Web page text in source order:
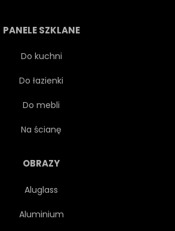
PIŁKA
PANELE SZKLANE
Do kuchni
Do łazienki
Do mebli
Na ścianę
OBRAZY
Aluglass
Aluminium